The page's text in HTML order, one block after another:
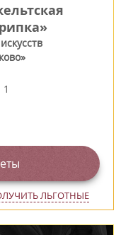
ЛЬГОТНЫЕ